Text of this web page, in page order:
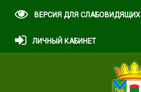
ВЕРСИЯ ДЛЯ СЛАБОВИДЯЩИХ
ЛИЧНЫЙ КАБИНЕТ